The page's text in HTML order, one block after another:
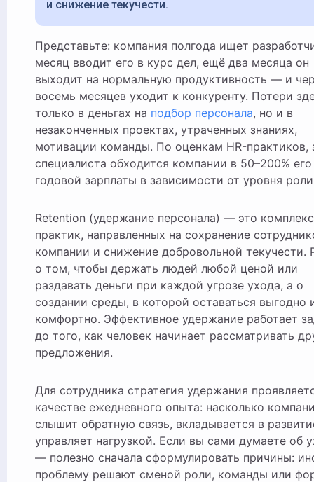
и снижение текучести.
Представьте: компания полгода ищет разработчика,
месяц вводит его в курс дел, ещё два месяца он
выходит на нормальную продуктивность — и
восемь месяцев уходит к конкуренту. Потери
только в деньгах на подбор персонала, но и в
незаконченных проектах, утраченных знаниях,
мотивации команды. По оценкам HR-практиков,
специалиста обходится компании в 50–200% его
годовой зарплаты в зависимости от уровня
Retention (удержание персонала) — это
практик, направленных на сохранение
компании и снижение добровольной текучести.
о том, чтобы держать людей любой ценой или
раздавать деньги при каждой угрозе ухода, а о
создании среды, в которой оставаться выгодно
комфортно. Эффективное удержание работает
до того, как человек начинает рассматривать
предложения.
Для сотрудника стратегия удержания
качестве ежедневного опыта: насколько
слышит обратную связь, вкладывается в
управляет нагрузкой. Если вы сами думаете об
— полезно сначала сформулировать причины:
проблему решают сменой роли, команды или